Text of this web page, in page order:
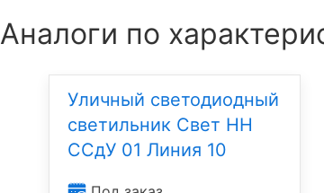
Аналоги по
Уличный светодиодный
светильник Свет НН
ССдУ 01 Линия 10